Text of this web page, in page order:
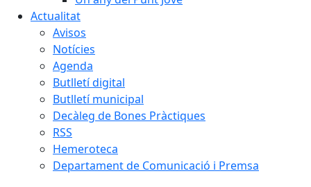
Actualitat
Avisos
Notícies
Agenda
Butlletí digital
Butlletí municipal
Decàleg de Bones Pràctiques
RSS
Hemeroteca
Departament de Comunicació i Premsa